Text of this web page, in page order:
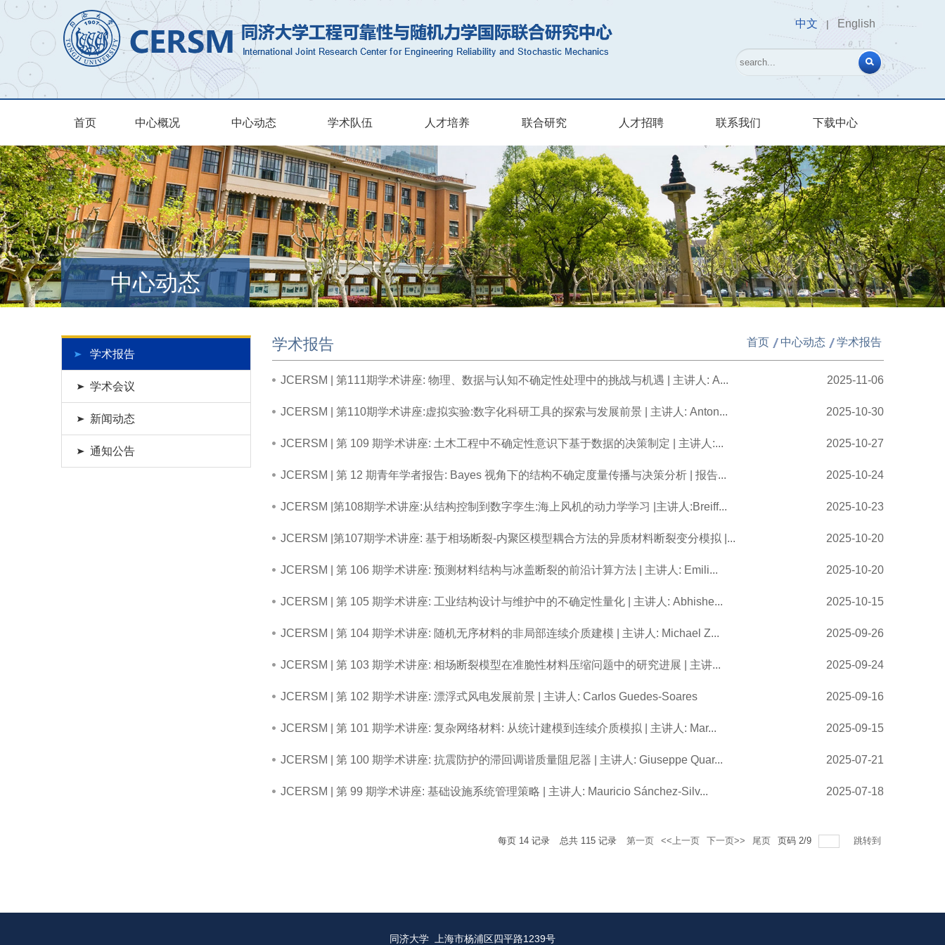
中文 | English
首页 中心概况 中心动态 学术队伍 人才培养 联合研究 人才招聘 联系我们 下载中心
中心动态
学术报告
学术会议
新闻动态
通知公告
学术报告 首页 中心动态 学术报告
JCERSM | 第111期学术讲座: 物理、数据与认知不确定性处理中的挑战与机遇 | 主讲人: A... 2025-11-06
JCERSM | 第110期学术讲座:虚拟实验:数字化科研工具的探索与发展前景 | 主讲人: Anton... 2025-10-30
JCERSM | 第 109 期学术讲座: 土木工程中不确定性意识下基于数据的决策制定 | 主讲人:... 2025-10-27
JCERSM | 第 12 期青年学者报告: Bayes 视角下的结构不确定度量传播与决策分析 | 报告... 2025-10-24
JCERSM |第108期学术讲座:从结构控制到数字孪生:海上风机的动力学学习 |主讲人:Breiff... 2025-10-23
JCERSM |第107期学术讲座: 基于相场断裂-内聚区模型耦合方法的异质材料断裂变分模拟 |... 2025-10-20
JCERSM | 第 106 期学术讲座: 预测材料结构与冰盖断裂的前沿计算方法 | 主讲人: Emili... 2025-10-20
JCERSM | 第 105 期学术讲座: 工业结构设计与维护中的不确定性量化 | 主讲人: Abhishe... 2025-10-15
JCERSM | 第 104 期学术讲座: 随机无序材料的非局部连续介质建模 | 主讲人: Michael Z... 2025-09-26
JCERSM | 第 103 期学术讲座: 相场断裂模型在准脆性材料压缩问题中的研究进展 | 主讲... 2025-09-24
JCERSM | 第 102 期学术讲座: 漂浮式风电发展前景 | 主讲人: Carlos Guedes-Soares 2025-09-16
JCERSM | 第 101 期学术讲座: 复杂网络材料: 从统计建模到连续介质模拟 | 主讲人: Mar... 2025-09-15
JCERSM | 第 100 期学术讲座: 抗震防护的滞回调谐质量阻尼器 | 主讲人: Giuseppe Quar... 2025-07-21
JCERSM | 第 99 期学术讲座: 基础设施系统管理策略 | 主讲人: Mauricio Sánchez-Silv... 2025-07-18
每页 14 记录 总共 115 记录 第一页 <<上一页 下一页>> 尾页 页码 2/9 跳转到
同济大学 上海市杨浦区四平路1239号